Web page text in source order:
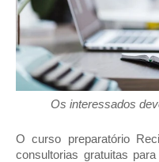
Os interessados
O curso preparatório
consultorias gratuitas